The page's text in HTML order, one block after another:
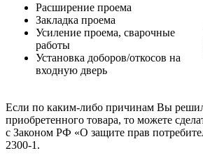
Расширение проема
Закладка проема
Усиление проема, сварочные
работы
Установка доборов/откосов на
входную дверь
Если по каким-либо причинам Вы
приобретенного товара, то можете
с Законом РФ «О защите прав
2300-1.